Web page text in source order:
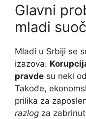
Glavni
mladi
Mladi u Srbiji se
izazova.
pravde su neki
Takođe,
prilika za
razlog za